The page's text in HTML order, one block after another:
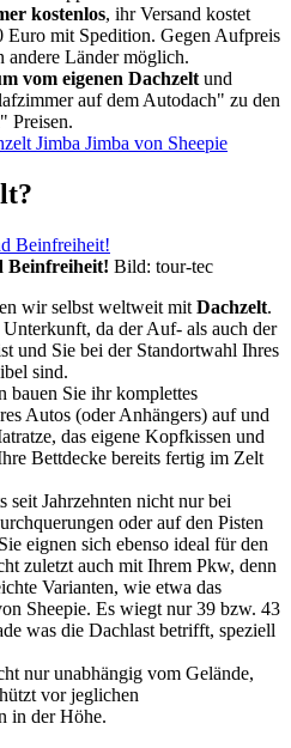
kostenlos, ihr Versand kostet
mit Spedition. Gegen Aufpreis
andere Länder möglich.
vom eigenen Dachzelt und
auf dem Autodach" zu den
Preisen.
Jimba Jimba von Sheepie
Beinfreiheit! Bild: tour-tec
wir selbst weltweit mit Dachzelt.
da der Auf- als auch der
und Sie bei der Standortwahl Ihres
sind.
bauen Sie ihr komplettes
Autos (oder Anhängers) auf und
das eigene Kopfkissen und
Bettdecke bereits fertig im Zelt
seit Jahrzehnten nicht nur bei
oder auf den Pisten
eignen sich ebenso ideal für den
zuletzt auch mit Ihrem Pkw, denn
Varianten, wie etwa das
Sheepie. Es wiegt nur 39 bzw. 43
was die Dachlast betrifft, speziell
nur unabhängig vom Gelände,
vor jeglichen
in der Höhe.